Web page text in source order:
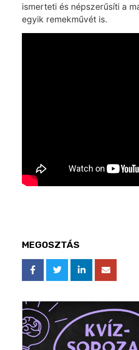
ismerteti és népszerűsíti a
egyik remekművét is.
MEGOSZTÁS